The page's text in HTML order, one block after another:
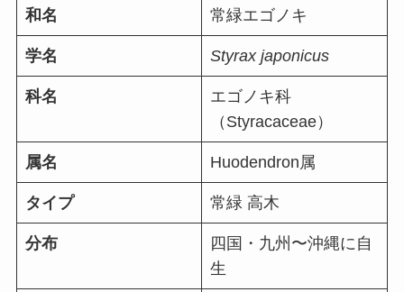
和名 常緑エゴノキ
学名 Styrax japonicus
科名
エゴノキ科
（Styracaceae）
属名 Huodendron属
タイプ 常緑 高木
分布
四国・九州〜沖縄に自
生